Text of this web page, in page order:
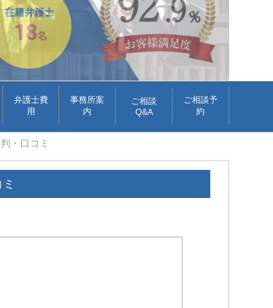
弁護士費
用
事務所案
内
ご相談
Q&A
ご相談予
約
・口コミ